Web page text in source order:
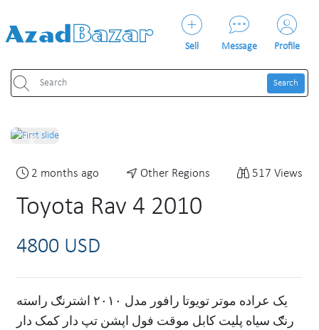
Sell Message Profile
Search
2 months ago Other Regions 517 Views
Toyota Rav 4 2010
4800 USD
یک عراده موتر تویوتا رافور مدل ۲۰۱۰ اشترنګ راسته
رنګ سیاه پلیت کابل موقت فول اپشن تپ دار کمک دار